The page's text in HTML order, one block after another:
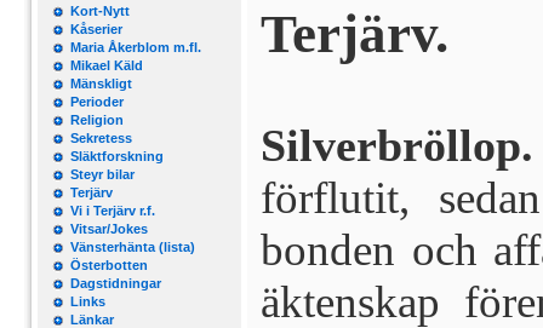
Kort-Nytt
Kåserier
Maria Åkerblom m.fl.
Mikael Käld
Mänskligt
Perioder
Religion
Sekretess
Släktforskning
Steyr bilar
Terjärv
Vi i Terjärv r.f.
Vitsar/Jokes
Vänsterhänta (lista)
Österbotten
Dagstidningar
Links
Länkar
Terjärv.
Silverbröllop.
förflutit,
bonden och
äktenskap